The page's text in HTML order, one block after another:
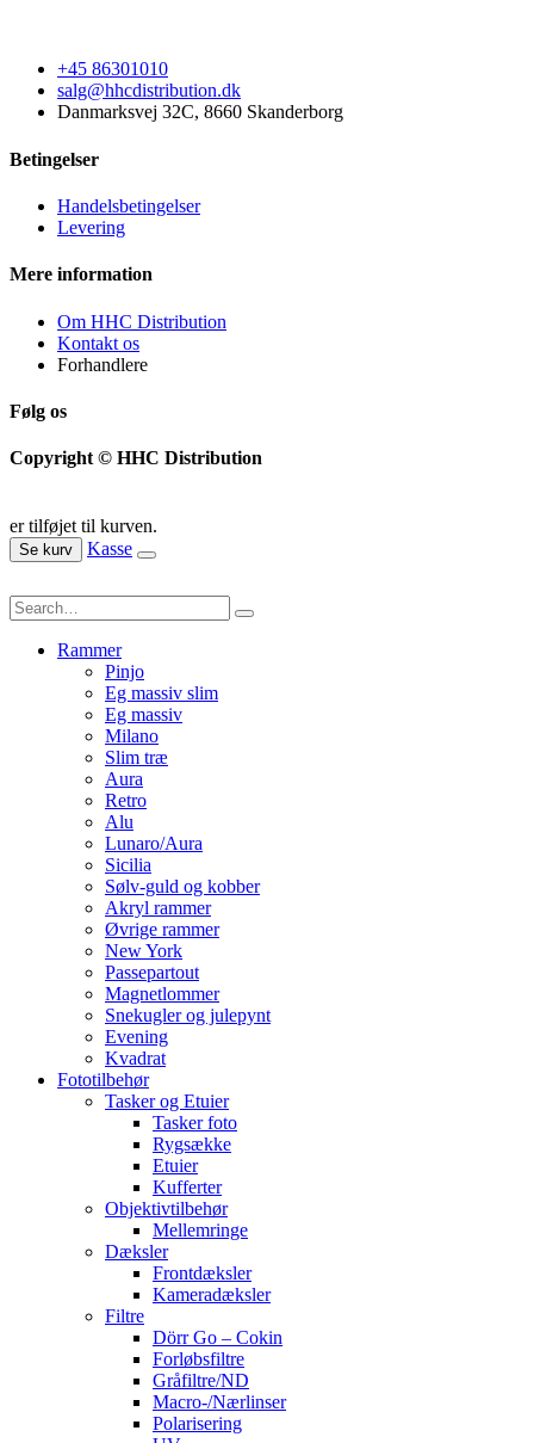
+45 86301010
salg@hhcdistribution.dk
Danmarksvej 32C, 8660 Skanderborg
Betingelser
Handelsbetingelser
Levering
Mere information
Om HHC Distribution
Kontakt os
Forhandlere
Følg os
Copyright © HHC Distribution
er tilføjet til kurven.
Se kurv Kasse
Rammer
Pinjo
Eg massiv slim
Eg massiv
Milano
Slim træ
Aura
Retro
Alu
Lunaro/Aura
Sicilia
Sølv-guld og kobber
Akryl rammer
Øvrige rammer
New York
Passepartout
Magnetlommer
Snekugler og julepynt
Evening
Kvadrat
Fototilbehør
Tasker og Etuier
Tasker foto
Rygsække
Etuier
Kufferter
Objektivtilbehør
Mellemringe
Dæksler
Frontdæksler
Kameradæksler
Filtre
Dörr Go – Cokin
Forløbsfiltre
Gråfiltre/ND
Macro-/Nærlinser
Polarisering